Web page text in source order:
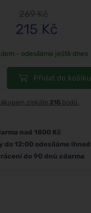
269 Kč
215 Kč
- odesíláme ještě dnes
Přidat do košíku
získáte 215bodů.
nad 1800 Kč
do 12:00 odesíláme ihned
do 90 dnů zdarma